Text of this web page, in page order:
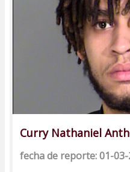
Curry Nathaniel
fecha de reporte: 01-03-